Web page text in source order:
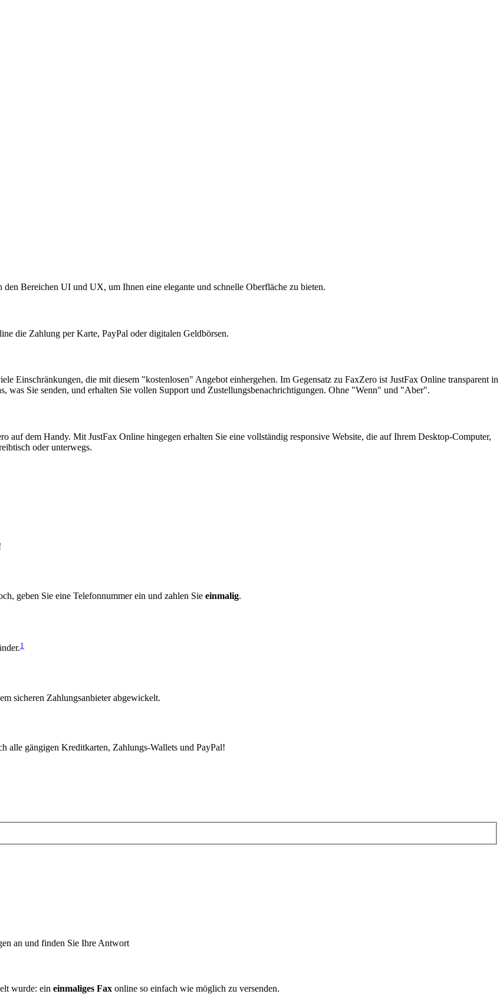
Bereichen UI und UX, um Ihnen eine elegante und schnelle Oberfläche zu bieten.
die Zahlung per Karte, PayPal oder digitalen Geldbörsen.
Einschränkungen, die mit diesem "kostenlosen" Angebot einhergehen. Im Gegensatz zu FaxZero ist JustFax Online transparent in
was Sie senden, und erhalten Sie vollen Support und Zustellungsbenachrichtigungen. Ohne "Wenn" und "Aber".
dem Handy. Mit JustFax Online hingegen erhalten Sie eine vollständig responsive Website, die auf Ihrem Desktop-Computer,
oder unterwegs.
geben Sie eine Telefonnummer ein und zahlen Sie einmalig.
1
sicheren Zahlungsanbieter abgewickelt.
alle gängigen Kreditkarten, Zahlungs-Wallets und PayPal!
an und finden Sie Ihre Antwort
wurde: ein einmaliges Fax online so einfach wie möglich zu versenden.